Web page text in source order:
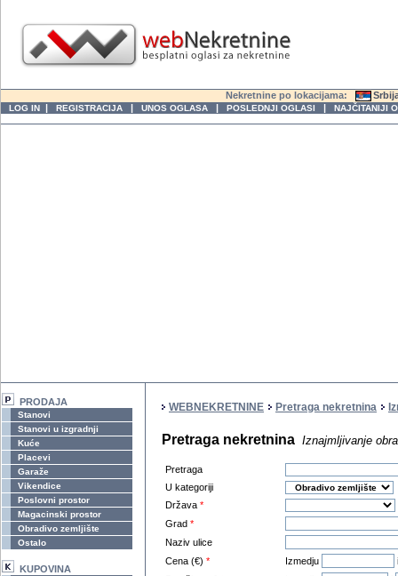
Nekretnine po lokacijama:
LOG IN | REGISTRACIJA | UNOS OGLASA | POSLEDNJI OGLASI | NAJČITANIJI
PRODAJA
Stanovi
Stanovi u izgradnji
Kuće
Placevi
Garaže
Vikendice
Poslovni prostor
Magacinski prostor
Obradivo zemljište
Ostalo
KUPOVINA
WEBNEKRETNINE Pretraga nekretnina
Pretraga nekretnina Iznajmljivanje
Pretraga
U kategoriji
Država *
Grad *
Naziv ulice
Cena (€) * Izmedju